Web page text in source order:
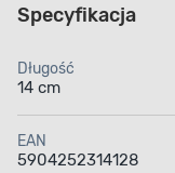
Specyfikacja
Długość
14 cm
EAN
5904252314128